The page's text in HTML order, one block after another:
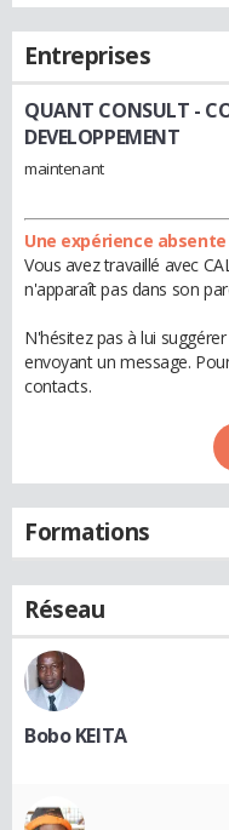
Entreprises
QUANT CONSULT -
DEVELOPPEMENT
maintenant
Une expérience absente
Vous avez travaillé avec
n'apparaît pas dans son
N'hésitez pas à lui
envoyant un message.
contacts.
Formations
Réseau
Bobo KEITA